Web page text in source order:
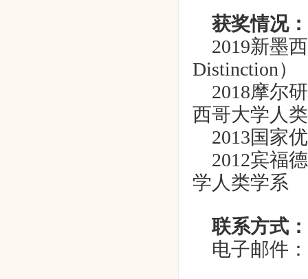
获奖情况：
2019新墨
Distinction）
2018摩尔
西哥大学人
2013国家
2012宾福
学人类学系
联系方式：
电子邮件：